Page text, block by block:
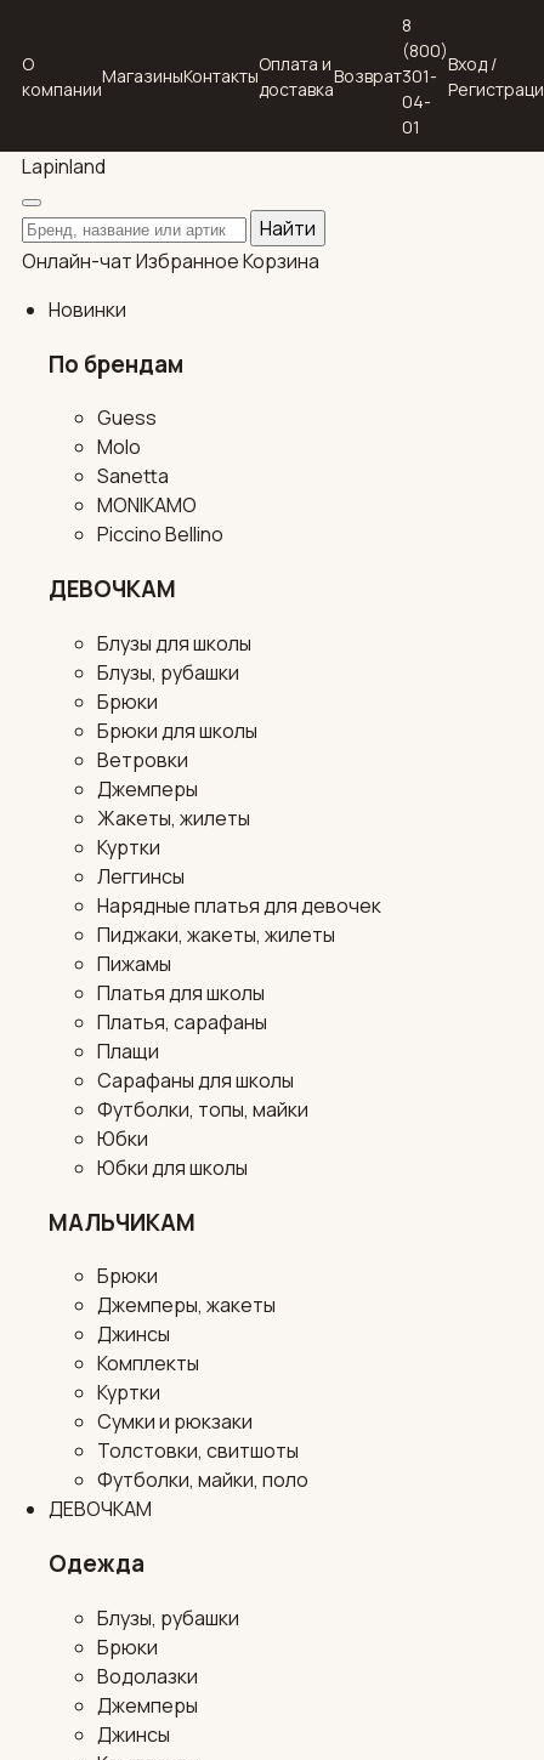
О
компании
МагазиныКонтакты
Оплата и
доставка
Возврат
8
(800)
301-
04-
01
Вход /
Lapinland
Поиск по каталогу
Найти
Онлайн-чатИзбранноеКорзина
Новинки
По брендам
Guess
Molo
Sanetta
MONIKAMO
Piccino Bellino
ДЕВОЧКАМ
Блузы для школы
Блузы, рубашки
Брюки
Брюки для школы
Ветровки
Джемперы
Жакеты, жилеты
Куртки
Леггинсы
Нарядные платья для девочек
Пиджаки, жакеты, жилеты
Пижамы
Платья для школы
Платья, сарафаны
Плащи
Сарафаны для школы
Футболки, топы, майки
Юбки
Юбки для школы
МАЛЬЧИКАМ
Брюки
Джемперы, жакеты
Джинсы
Комплекты
Куртки
Сумки и рюкзаки
Толстовки, свитшоты
Футболки, майки, поло
ДЕВОЧКАМ
Одежда
Блузы, рубашки
Брюки
Водолазки
Джемперы
Джинсы